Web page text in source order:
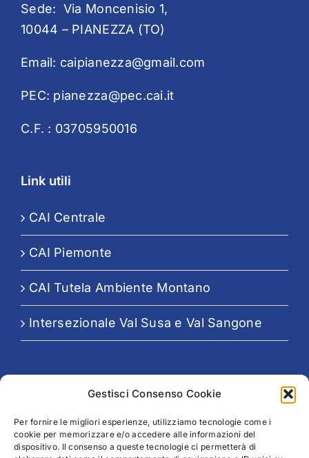
Gestisci Consenso Cookie
Per fornire le migliori esperienze, utilizziamo tecnologie come i
cookie per memorizzare e/o accedere alle informazioni del
dispositivo. Il consenso a queste tecnologie ci permetterà di
Sede: Via Moncenisio 1,
10044 – PIANEZZA (TO)
Email: caipianezza@gmail.com
PEC: pianezza@pec.cai.it
C.F. : 03705950016
Link utili
CAI Centrale
CAI Piemonte
CAI Tutela Ambiente Montano
Intersezionale Val Susa e Val Sangone